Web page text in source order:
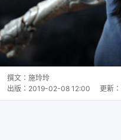
撰文： 施玲玲
出版： 2019-02-08 12:00 更新：